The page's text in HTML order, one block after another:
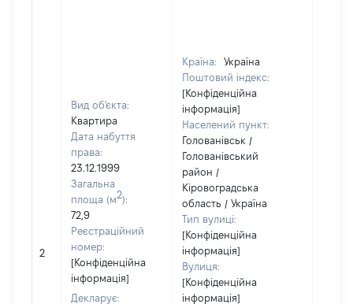
2
Вид об'єкта:
Квартира
Дата набуття
права:
23.12.1999
Загальна
площа (м2):
72,9
Реєстраційний
номер:
[Конфіденційна
інформація]
Декларує:
Країна:
Україна
Поштовий індекс:
[Конфіденційна
інформація]
Населений пункт:
Голованівськ /
Голованівський
район /
Кіровоградська
область / Україна
Тип вулиці:
[Конфіденційна
інформація]
Вулиця:
[Конфіденційна
інформація]